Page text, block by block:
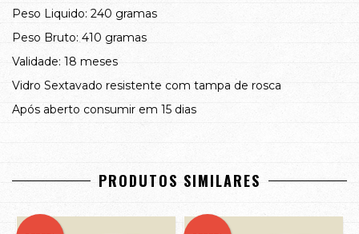
Peso Liquido: 240 gramas
Peso Bruto: 410 gramas
Validade: 18 meses
Vidro Sextavado resistente com tampa de rosca
Após aberto consumir em 15 dias
PRODUTOS SIMILARES